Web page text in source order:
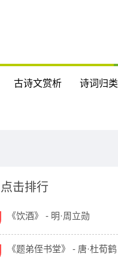
古诗文赏析 诗词归类
点击排行
《饮酒》 - 明·周立勋
《题弟侄书堂》 - 唐·杜荀鹤